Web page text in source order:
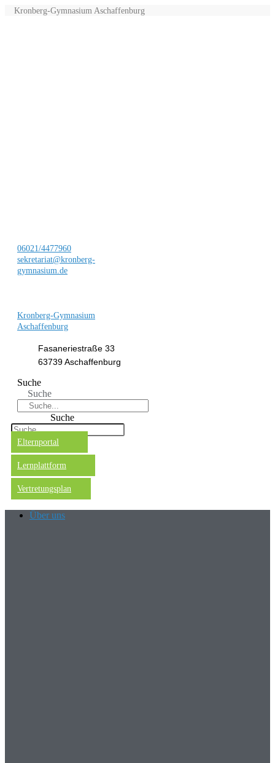
Kronberg-Gymnasium Aschaffenburg
06021/4477960
sekretariat@kronberg-
gymnasium.de
Kronberg-Gymnasium
Aschaffenburg
Fasaneriestraße 33
63739 Aschaffenburg
Suche
Suche
Suche
Elternportal
Lernplattform
Vertretungsplan
Über uns